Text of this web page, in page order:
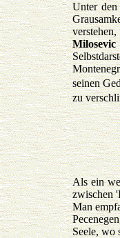
Unter den
seinen
zu
Als ein
zwischen
Man
Seele, wo